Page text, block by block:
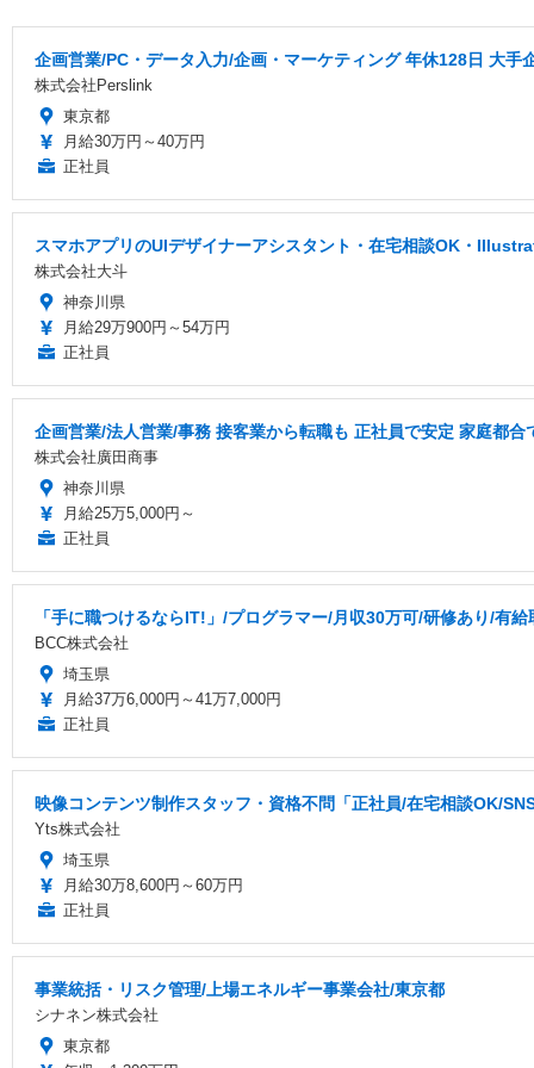
企画営業/PC・データ入力/企画・マーケティング 年休128日 大
株式会社Perslink
東京都
月給30万円～40万円
正社員
スマホアプリのUIデザイナーアシスタント・在宅相談OK・
株式会社大斗
神奈川県
月給29万900円～54万円
正社員
企画営業/法人営業/事務 接客業から転職も 正社員で安定 家庭都合
株式会社廣田商事
神奈川県
月給25万5,000円～
正社員
「手に職つけるならIT!」/プログラマー/月収30万可/研修あり/有
BCC株式会社
埼玉県
月給37万6,000円～41万7,000円
正社員
映像コンテンツ制作スタッフ・資格不問「正社員/在宅相談OK/
Yts株式会社
埼玉県
月給30万8,600円～60万円
正社員
事業統括・リスク管理/上場エネルギー事業会社/東京都
シナネン株式会社
東京都